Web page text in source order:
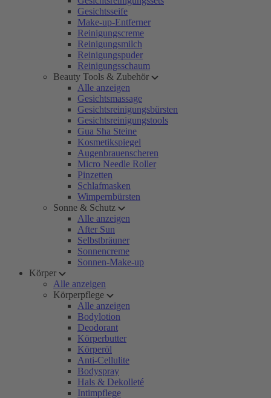
Gesichtsseife
Make-up-Entferner
Reinigungscreme
Reinigungsmilch
Reinigungspuder
Reinigungsschaum
Beauty Tools & Zubehör
Alle anzeigen
Gesichtsmassage
Gesichtsreinigungsbürsten
Gesichtsreinigungstools
Gua Sha Steine
Kosmetikspiegel
Augenbrauenscheren
Micro Needle Roller
Pinzetten
Schlafmasken
Wimpernbürsten
Sonne & Schutz
Alle anzeigen
After Sun
Selbstbräuner
Sonnencreme
Sonnen-Make-up
Körper
Alle anzeigen
Körperpflege
Alle anzeigen
Bodylotion
Deodorant
Körperbutter
Körperöl
Anti-Cellulite
Bodyspray
Hals & Dekolleté
Intimpflege